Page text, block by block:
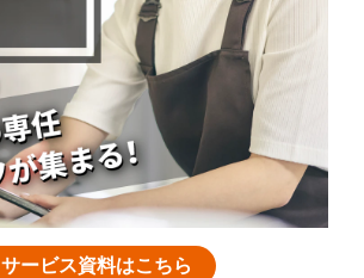
サービス資料はこちら